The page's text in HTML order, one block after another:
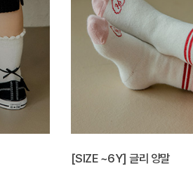
[SIZE ~6Y] 글리 양말